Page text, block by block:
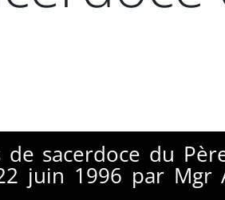
sacerdoce du
juin 1996 par Mgr